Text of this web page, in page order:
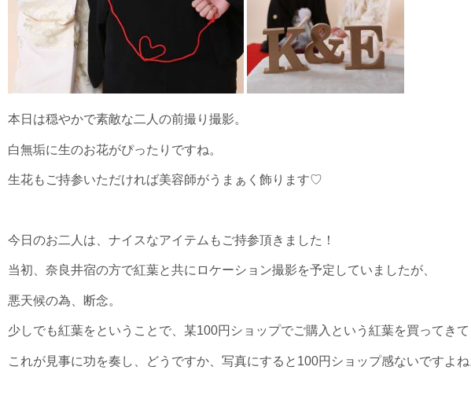
本日は穏やかで素敵な二人の前撮り撮影。
白無垢に生のお花がぴったりですね。
生花もご持参いただければ美容師がうまぁく飾ります♡
今日のお二人は、ナイスなアイテムもご持参頂きました！
当初、奈良井宿の方で紅葉と共にロケーション撮影を予定していましたが、
悪天候の為、断念。
少しでも紅葉をということで、某100円ショップでご購入という紅葉を買ってきて
これが見事に功を奏し、どうですか、写真にすると100円ショップ感ないですよね